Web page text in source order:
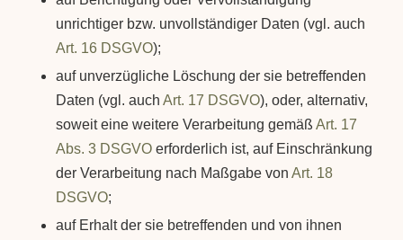
unrichtiger bzw. unvollständiger Daten (vgl. auch
Art. 16 DSGVO);
auf unverzügliche Löschung der sie betreffenden
Daten (vgl. auch Art. 17 DSGVO), oder, alternativ,
soweit eine weitere Verarbeitung gemäß Art. 17
Abs. 3 DSGVO erforderlich ist, auf Einschränkung
der Verarbeitung nach Maßgabe von Art. 18
DSGVO;
auf Erhalt der sie betreffenden und von ihnen